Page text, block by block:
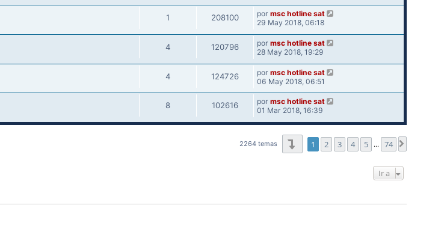
1 208100 por msc hotline sat
29 May 2018, 06:18
4 120796 por msc hotline sat
28 May 2018, 19:29
4 124726 por msc hotline sat
06 May 2018, 06:51
8 102616 por msc hotline sat
01 Mar 2018, 16:39
2264 temas Página1de74
1 2 3 4 5 … 74
Ir a